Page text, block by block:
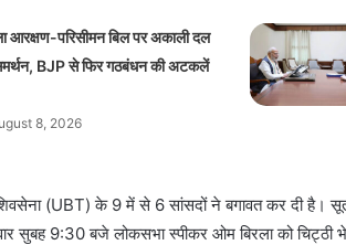
आरक्षण-परिसीमन बिल पर अकाली दल
BJP से फिर गठबंधन की अटकलें
8, 2026
शिवसेना (UBT) के 9 में से 6 सांसदों ने बगावत कर दी है।
सुबह 9:30 बजे लोकसभा स्पीकर ओम बिरला को चिट्ठी